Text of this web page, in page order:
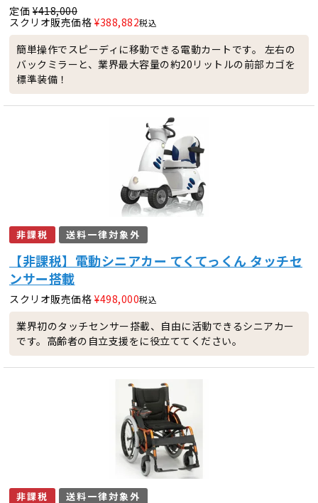
定価 ¥418,000
スクリオ販売価格 ¥388,882税込
簡単操作でスピーディに移動できる電動カートです。 左右の
バックミラーと、業界最大容量の約20リットルの前部カゴを
標準装備！
非課税 送料一律対象外
【非課税】電動シニアカー てくてっくん タッチセ
ンサー搭載
スクリオ販売価格 ¥498,000税込
業界初のタッチセンサー搭載、自由に活動できるシニアカー
です。高齢者の自立支援をに役立ててください。
非課税 送料一律対象外